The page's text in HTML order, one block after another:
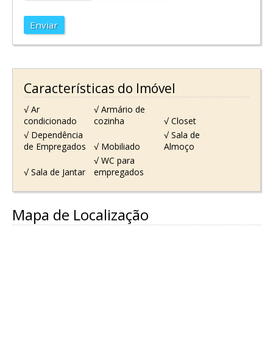
Enviar
Características do Imóvel
√ Ar
condicionado
√ Armário de
cozinha
√ Closet
√ Dependência
de Empregados
√ Mobiliado
√ Sala de
Almoço
√ Sala de Jantar
√ WC para
empregados
Mapa de Localização